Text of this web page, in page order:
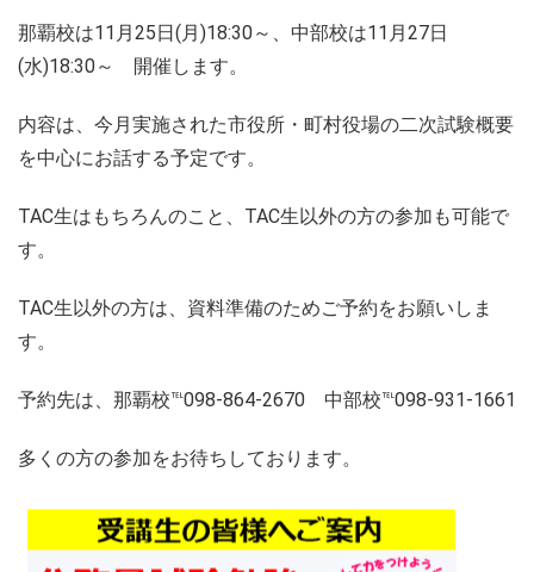
那覇校は11月25日(月)18:30～、中部校は11月27日
(水)18:30～ 開催します。
内容は、今月実施された市役所・町村役場の二次試験概要
を中心にお話する予定です。
TAC生はもちろんのこと、TAC生以外の方の参加も可能で
す。
TAC生以外の方は、資料準備のためご予約をお願いしま
す。
予約先は、那覇校℡098-864-2670 中部校℡098-931-1661
多くの方の参加をお待ちしております。